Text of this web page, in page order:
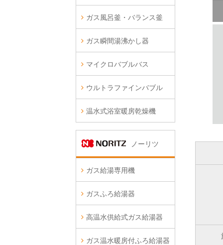
ガス風呂釜・バランス釜
ガス瞬間湯沸かし器
マイクロバブルバス
ウルトラファインバブル
温水式浴室暖房乾燥機
ノーリツ
ガス給湯専用機
ガスふろ給湯器
高温水供給式ガス給湯器
ガス温水暖房付ふろ給湯器